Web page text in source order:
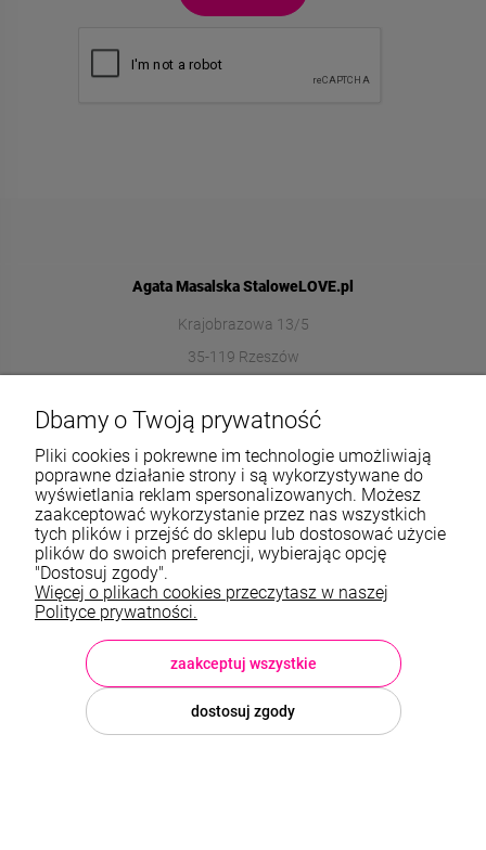
Agata Masalska StaloweLOVE.pl
Krajobrazowa 13/5
35-119 Rzeszów
572989669
Informacje
O nas
TWOJE KONTO
Sklep: StaloweLOVE, Krajobrazowa 13/5, 35-119 Rzeszów, woj.
podkarpackie, NIP: 8133612433, tel.:572 989 669
sklep@stalowelove.com.pl
Dbamy o Twoją prywatność
Pliki cookies i pokrewne im technologie umożliwiają
poprawne działanie strony i są wykorzystywane do
wyświetlania reklam spersonalizowanych. Możesz
zaakceptować wykorzystanie przez nas wszystkich
tych plików i przejść do sklepu lub dostosować użycie
plików do swoich preferencji, wybierając opcję
"Dostosuj zgody".
Więcej o plikach cookies przeczytasz w naszej
Polityce prywatności.
dostosuj zgody
zaakceptuj wszystkie